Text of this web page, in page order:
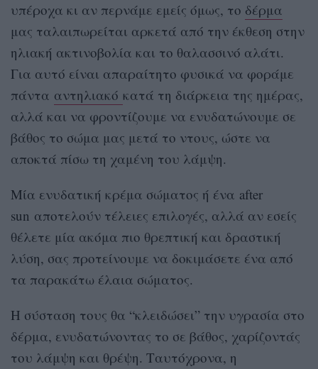
υπέροχα κι αν περνάμε εμείς όμως, το δέρμα
μας ταλαιπωρείται αρκετά από την έκθεση στην
ηλιακή ακτινοβολία και το θαλασσινό αλάτι.
Για αυτό είναι απαραίτητο φυσικά να φοράμε
πάντα αντηλιακό κατά τη διάρκεια της ημέρας,
αλλά και να φροντίζουμε να ενυδατώνουμε σε
βάθος το σώμα μας μετά το ντους, ώστε να
αποκτά πίσω τη χαμένη του λάμψη.
Μία ενυδατική κρέμα σώματος ή ένα after
sun αποτελούν τέλειες επιλογές, αλλά αν εσείς
θέλετε μία ακόμα πιο θρεπτική και δραστική
λύση, σας προτείνουμε να δοκιμάσετε ένα από
τα παρακάτω έλαια σώματος.
Η σύσταση τους θα “κλειδώσει” την υγρασία στο
δέρμα, ενυδατώνοντας το σε βάθος, χαρίζοντάς
του λάμψη και θρέψη. Ταυτόχρονα, η